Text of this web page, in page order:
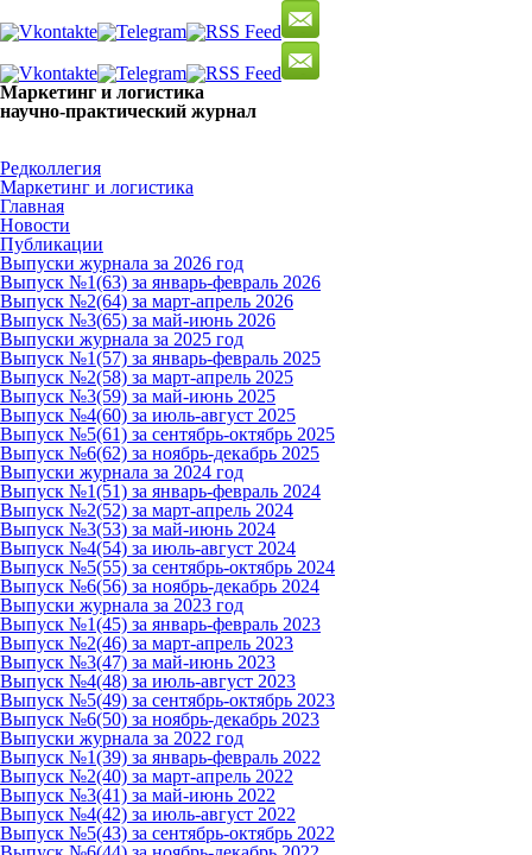
Маркетинг и логистика
научно-практический журнал
Редколлегия
Маркетинг и логистика
Главная
Новости
Публикации
Выпуски журнала за 2026 год
Выпуск №1(63) за январь-февраль 2026
Выпуск №2(64) за март-апрель 2026
Выпуск №3(65) за май-июнь 2026
Выпуски журнала за 2025 год
Выпуск №1(57) за январь-февраль 2025
Выпуск №2(58) за март-апрель 2025
Выпуск №3(59) за май-июнь 2025
Выпуск №4(60) за июль-август 2025
Выпуск №5(61) за сентябрь-октябрь 2025
Выпуск №6(62) за ноябрь-декабрь 2025
Выпуски журнала за 2024 год
Выпуск №1(51) за январь-февраль 2024
Выпуск №2(52) за март-апрель 2024
Выпуск №3(53) за май-июнь 2024
Выпуск №4(54) за июль-август 2024
Выпуск №5(55) за сентябрь-октябрь 2024
Выпуск №6(56) за ноябрь-декабрь 2024
Выпуски журнала за 2023 год
Выпуск №1(45) за январь-февраль 2023
Выпуск №2(46) за март-апрель 2023
Выпуск №3(47) за май-июнь 2023
Выпуск №4(48) за июль-август 2023
Выпуск №5(49) за сентябрь-октябрь 2023
Выпуск №6(50) за ноябрь-декабрь 2023
Выпуски журнала за 2022 год
Выпуск №1(39) за январь-февраль 2022
Выпуск №2(40) за март-апрель 2022
Выпуск №3(41) за май-июнь 2022
Выпуск №4(42) за июль-август 2022
Выпуск №5(43) за сентябрь-октябрь 2022